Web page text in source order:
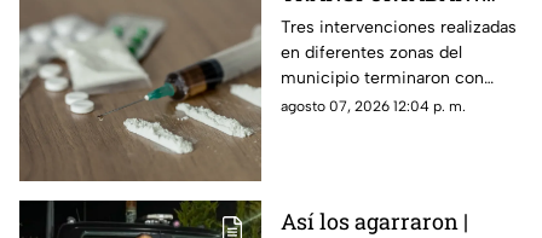
Tres personas son
detenidas en posesión
de estas sustancia en El
Marqués
Tres intervenciones realizadas
en diferentes zonas del
municipio terminaron con
personas aseguradas y
agosto 07, 2026 12:04 p. m.
Así los agarraron |